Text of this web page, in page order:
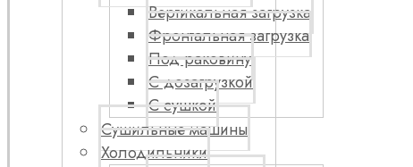
Вертикальная загрузка
Фронтальная загрузка
Под раковину
С дозагрузкой
С сушкой
Сушильные машины
Холодильники